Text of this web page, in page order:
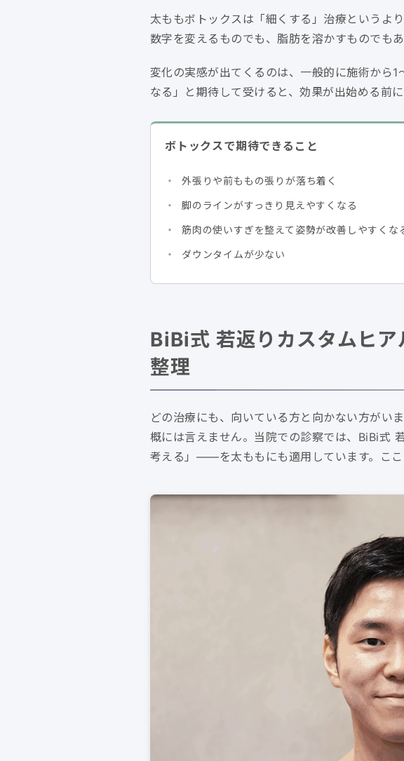
太ももボトックスは「細くする」治療というよ
数字を変えるものでも、脂肪を溶かすものでもあ
変化の実感が出てくるのは、一般的に施術から
なる」と期待して受けると、効果が出始める前
ボトックスで期待できること
外張りや前ももの張りが落ち着く
脚のラインがすっきり見えやすくなる
筋肉の使いすぎを整えて姿勢が改善しやすくな
ダウンタイムが少ない
BiBi式 若返りカスタムヒ
整理
どの治療にも、向いている方と向かない方がい
概には言えません。当院での診察では、BiBi式
考える」——を太ももにも適用しています。ここ